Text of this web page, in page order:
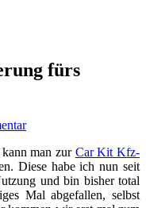
fürs
man zur Car Kit Kfz-
Diese habe ich nun seit
und bin bisher total
Mal abgefallen, selbst